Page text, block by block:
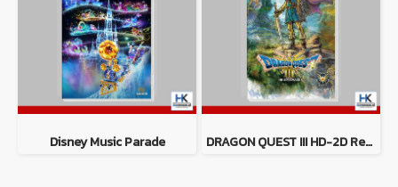
Disney Music Parade DRAGON QUEST III HD-2D Remake